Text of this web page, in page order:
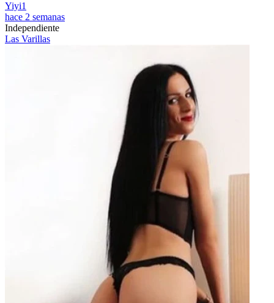
Yiyi1
hace 2 semanas
Independiente
Las Varillas